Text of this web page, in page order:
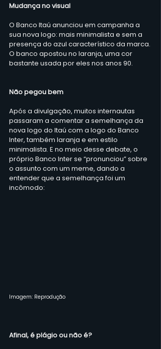
Mudança no visual
O Banco Itaú anunciou em campanha a
sua nova logo: mais minimalista e sem a
presença do azul característico da marca.
O banco apostou no laranja, uma cor
bastante usada por eles nos anos 90.
Não pegou bem
Após a divulgação, muitos internautas
passaram a comentar a semelhança da
nova logo do Itaú com a logo do Banco
Inter, também laranja e em estilo
minimalista. E no meio desse debate, o
próprio Banco Inter se “pronunciou” sobre
o assunto com um meme, dando a
entender que a semelhança foi um
incômodo:
Imagem: Reprodução
Afinal, é plágio ou não é?